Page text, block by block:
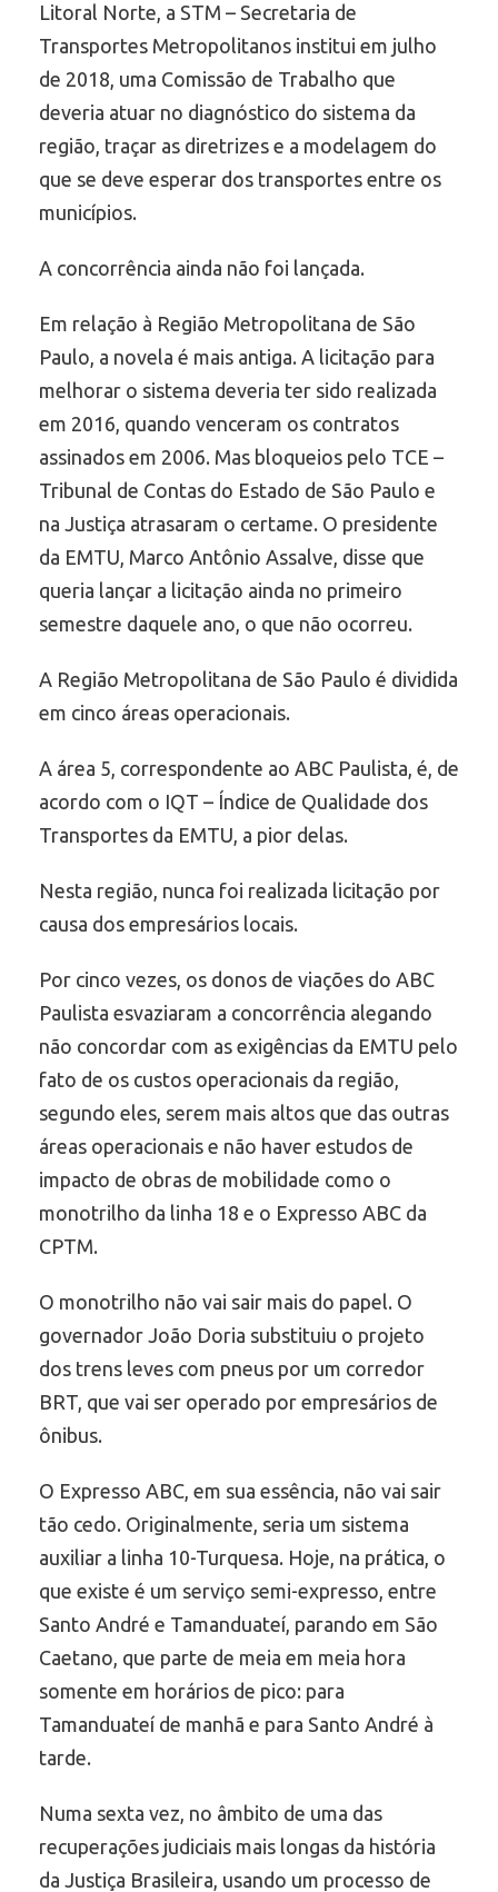
Litoral Norte, a STM – Secretaria de
Transportes Metropolitanos institui em julho
de 2018, uma Comissão de Trabalho que
deveria atuar no diagnóstico do sistema da
região, traçar as diretrizes e a modelagem do
que se deve esperar dos transportes entre os
municípios.
A concorrência ainda não foi lançada.
Em relação à Região Metropolitana de São
Paulo, a novela é mais antiga. A licitação para
melhorar o sistema deveria ter sido realizada
em 2016, quando venceram os contratos
assinados em 2006. Mas bloqueios pelo TCE –
Tribunal de Contas do Estado de São Paulo e
na Justiça atrasaram o certame. O presidente
da EMTU, Marco Antônio Assalve, disse que
queria lançar a licitação ainda no primeiro
semestre daquele ano, o que não ocorreu.
A Região Metropolitana de São Paulo é dividida
em cinco áreas operacionais.
A área 5, correspondente ao ABC Paulista, é, de
acordo com o IQT – Índice de Qualidade dos
Transportes da EMTU, a pior delas.
Nesta região, nunca foi realizada licitação por
causa dos empresários locais.
Por cinco vezes, os donos de viações do ABC
Paulista esvaziaram a concorrência alegando
não concordar com as exigências da EMTU pelo
fato de os custos operacionais da região,
segundo eles, serem mais altos que das outras
áreas operacionais e não haver estudos de
impacto de obras de mobilidade como o
monotrilho da linha 18 e o Expresso ABC da
CPTM.
O monotrilho não vai sair mais do papel. O
governador João Doria substituiu o projeto
dos trens leves com pneus por um corredor
BRT, que vai ser operado por empresários de
ônibus.
O Expresso ABC, em sua essência, não vai sair
tão cedo. Originalmente, seria um sistema
auxiliar a linha 10-Turquesa. Hoje, na prática, o
que existe é um serviço semi-expresso, entre
Santo André e Tamanduateí, parando em São
Caetano, que parte de meia em meia hora
somente em horários de pico: para
Tamanduateí de manhã e para Santo André à
tarde.
Numa sexta vez, no âmbito de uma das
recuperações judiciais mais longas da história
da Justiça Brasileira, usando um processo de